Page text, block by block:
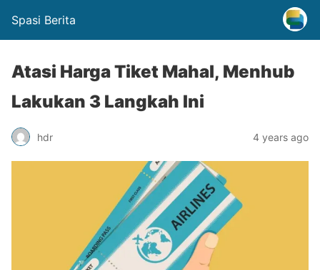
Spasi Berita
Atasi Harga Tiket Mahal, Menhub
Lakukan 3 Langkah Ini
hdr 4 years ago